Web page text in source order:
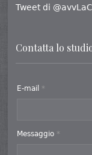
Tweet di
Contatta lo
E-mail *
Messaggio *